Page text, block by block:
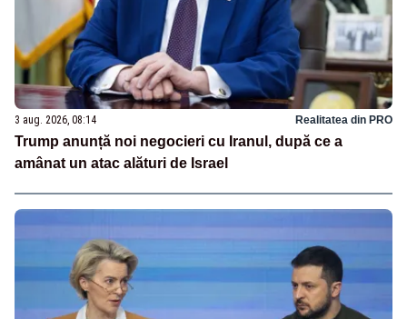
3 aug. 2026, 08:14 Realitatea din PRO
Trump anunță noi negocieri cu Iranul, după ce a
amânat un atac alături de Israel